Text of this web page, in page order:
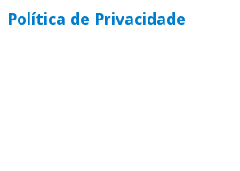
Política de Privacidade